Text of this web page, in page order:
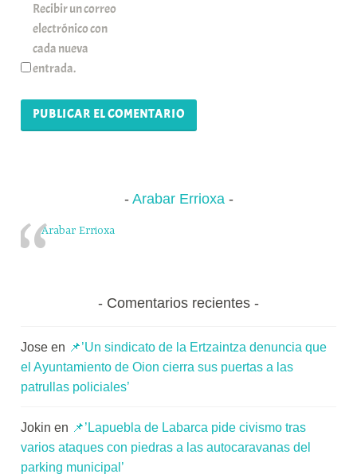
Recibir un correo
electrónico con
cada nueva
entrada.
Arabar Errioxa
Arabar Errioxa
Comentarios recientes
Jose en 📌’Un sindicato de la Ertzaintza denuncia que
el Ayuntamiento de Oion cierra sus puertas a las
patrullas policiales’
Jokin en 📌’Lapuebla de Labarca pide civismo tras
varios ataques con piedras a las autocaravanas del
parking municipal’